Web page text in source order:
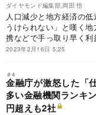
ダイヤモンド編集部,岡田 悟
人口減少と地方経済の
うけられない」と嘆く
携などで手っ取り早く
に精を出してきたが、そ
る動きもある。
2023年2月16日 5:25
＃4
金融庁が激怒した「
多い金融機関ランキ
円超えも2社